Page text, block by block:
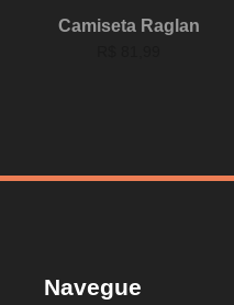
Camiseta Raglan
Navegue